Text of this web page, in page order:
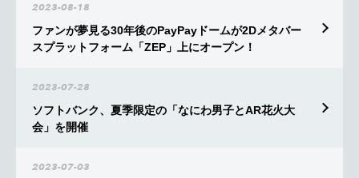
2023-08-18
ファンが夢見る30年後のPayPayドームが2Dメタバー
スプラットフォーム「ZEP」上にオープン！
2023-07-28
ソフトバンク、夏季限定の「なにわ男子とAR花火大
会」を開催
2023-07-03